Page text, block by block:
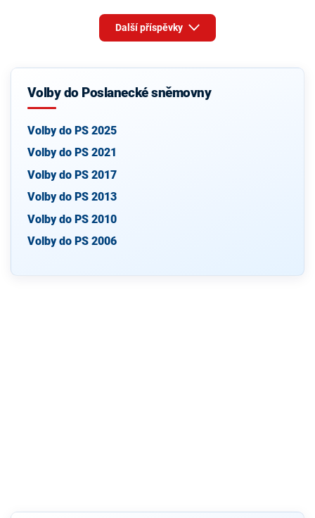
Další příspěvky
Volby do Poslanecké sněmovny
Volby do PS 2025
Volby do PS 2021
Volby do PS 2017
Volby do PS 2013
Volby do PS 2010
Volby do PS 2006